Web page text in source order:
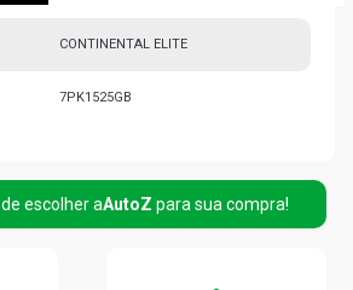
CONTINENTAL ELITE
7PK1525GB
de escolher aAutoZ para sua compra!